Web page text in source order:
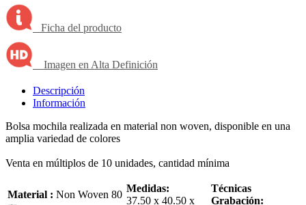
Ficha del producto
Imagen en Alta Definición
Descripción
Información
Bolsa mochila realizada en material non woven, disponible en una
amplia variedad de colores
Venta en múltiplos de 10 unidades, cantidad mínima
Material : Non Woven 80
Medidas:
37.50 x 40.50 x
Técnicas
Grabación: